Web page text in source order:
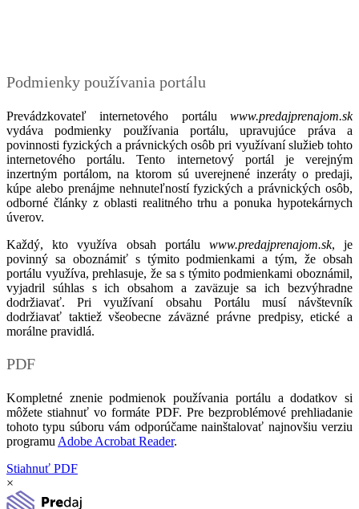
Podmienky používania portálu
Prevádzkovateľ internetového portálu www.predajprenajom.sk
vydáva podmienky používania portálu, upravujúce práva a
povinnosti fyzických a právnických osôb pri využívaní služieb tohto
internetového portálu. Tento internetový portál je verejným
inzertným portálom, na ktorom sú uverejnené inzeráty o predaji,
kúpe alebo prenájme nehnuteľností fyzických a právnických osôb,
odborné články z oblasti realitného trhu a ponuka hypotekárnych
úverov.
Každý, kto využíva obsah portálu www.predajprenajom.sk, je
povinný sa oboznámiť s týmito podmienkami a tým, že obsah
portálu využíva, prehlasuje, že sa s týmito podmienkami oboznámil,
vyjadril súhlas s ich obsahom a zaväzuje sa ich bezvýhradne
dodržiavať. Pri využívaní obsahu Portálu musí návštevník
dodržiavať taktiež všeobecne záväzné právne predpisy, etické a
morálne pravidlá.
PDF
Kompletné znenie podmienok používania portálu a dodatkov si
môžete stiahnuť vo formáte PDF. Pre bezproblémové prehliadanie
tohoto typu súboru vám odporúčame nainštalovať najnovšiu verziu
programu Adobe Acrobat Reader.
Stiahnuť PDF
×